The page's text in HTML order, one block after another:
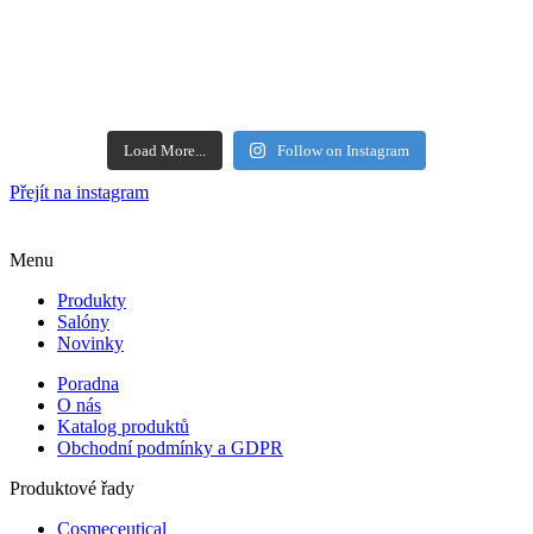
Load More... Follow on Instagram
Přejít na instagram
Menu
Produkty
Salóny
Novinky
Poradna
O nás
Katalog produktů
Obchodní podmínky a GDPR
Produktové řady
Cosmeceutical